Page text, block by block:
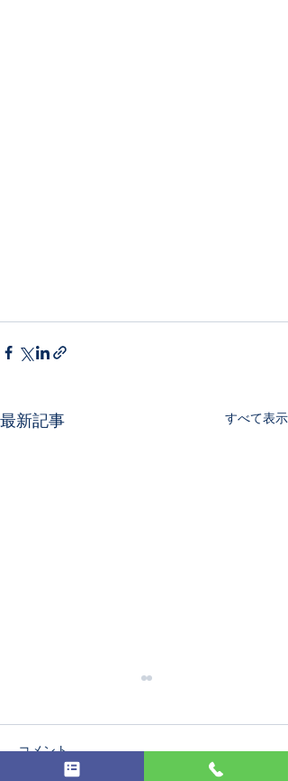
最新記事 すべて表示
第19回発表会
コメント